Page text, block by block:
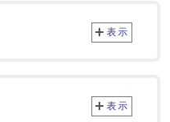
表示
表示